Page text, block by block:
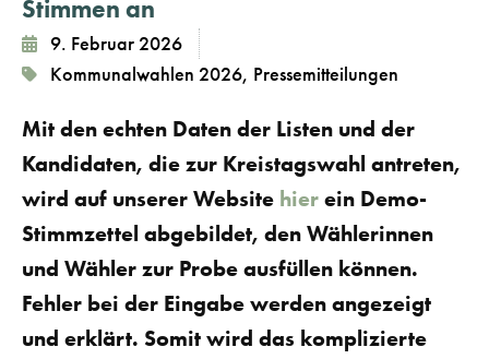
Stimmen an
9. Februar 2026
Kommunalwahlen 2026, Pressemitteilungen
Mit den echten Daten der Listen und der
Kandidaten, die zur Kreistagswahl antreten,
wird auf unserer Website hier ein Demo-
Stimmzettel abgebildet, den Wählerinnen
und Wähler zur Probe ausfüllen können.
Fehler bei der Eingabe werden angezeigt
und erklärt. Somit wird das komplizierte